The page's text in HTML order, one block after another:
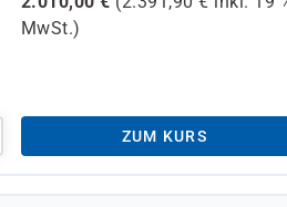
MwSt.)
ZUM KURS